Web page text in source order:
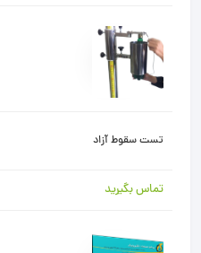
تست سقوط آزاد
تماس بگیرید